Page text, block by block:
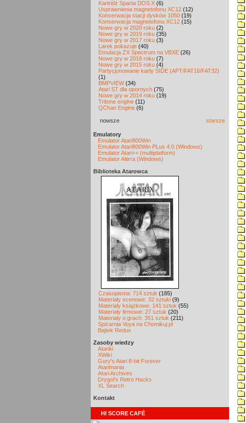
Kartridż Sparta DOS X (6)
Usprawnienia magnetofonu XC12 (12)
Konserwacja stacji dysków 1050 (19)
Konserwacja magnetofonu XC12 (15)
Nowe gry w 2020 roku (2)
Nowe gry w 2019 roku (35)
Nowe gry w 2017 roku (3)
Larek pokazuje (40)
Emulacja ZX Spectrum na VBXE (26)
Nowe gry w 2016 roku (7)
Nowe gry w 2015 roku (4)
Partycjonowanie karty SIDE (APT/FAT16/FAT32)
(1)
BMPVIEW(34)
Atari ST dla opornych (75)
Nowe gry w 2014 roku (19)
Tritone engine (11)
QChan Engine (6)
nowsze starsze
Emulatory
Emulator Atari800Win
Emulator Atari800Win PLus 4.0 (Windows)
Emulator Atari++ (multiplatform)
Emulator Altirra (Windows)
Biblioteka Atarowca
Czasopisma: 714 sztuk (185)
Materiały scenowe: 32 sztuki (9)
Materiały książkowe: 141 sztuk (55)
Materiały firmowe: 27 sztuk (20)
Materiały o grach: 351 sztuk (211)
Spiżarnia Voya na Chomikuj.pl
Bajtek Redux
Zasoby wiedzy
Atariki
XWiki
Gury's Atari 8-bit Forever
Atarimania
Atari Archives
Drygol's Retro Hacks
XL Search
Kontakt
HI SCORE CAFÉ